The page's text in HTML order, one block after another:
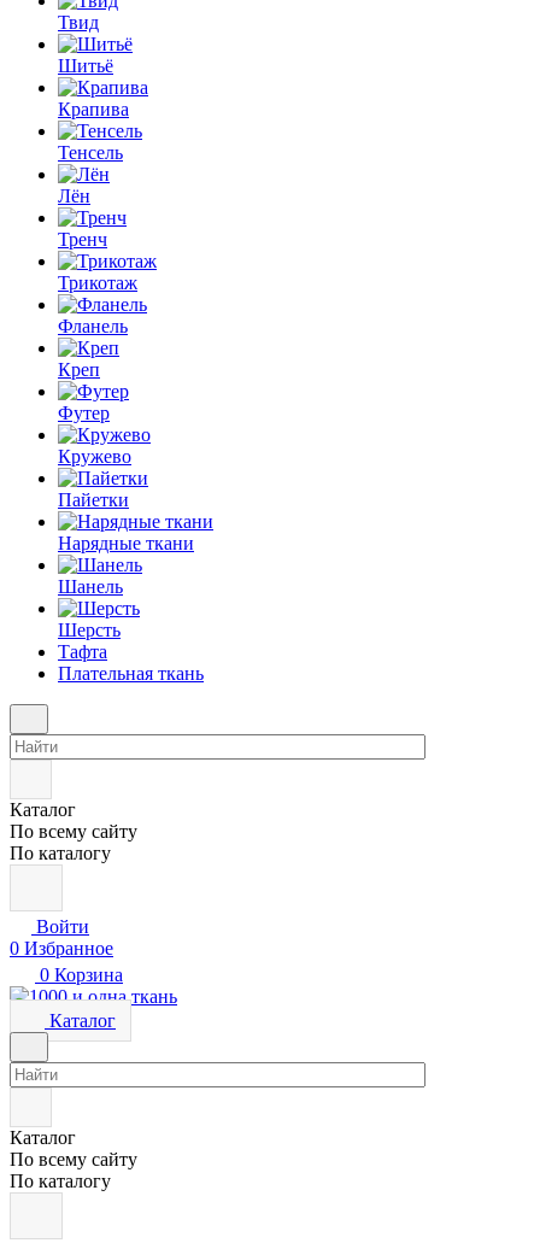
Твид
Шитьё
Крапива
Тенсель
Лён
Тренч
Трикотаж
Фланель
Креп
Футер
Кружево
Пайетки
Нарядные ткани
Шанель
Шерсть
Тафта
Плательная ткань
Каталог
По всему сайту
По каталогу
Войти
0 Избранное
0 Корзина
Каталог
Каталог
По всему сайту
По каталогу